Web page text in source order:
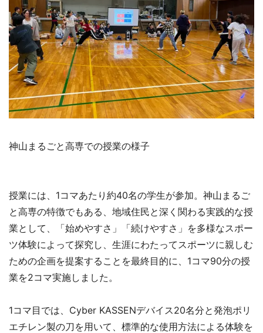
神山まるごと高専での授業の様子
授業には、1コマあたり約40名の学生が参加。神山まるご
と高専の特徴でもある、地域住民と深く関わる実践的な授
業として、「始めやすさ」「続けやすさ」を多様なスポー
ツ体験によって探究し、生涯にわたってスポーツに親しむ
ための企画を提案することを最終目的に、1コマ90分の授
業を2コマ実施しました。
1コマ目では、Cyber KASSENデバイス20名分と発泡ポリ
エチレン製の刀を用いて、標準的な使用方法による体験を